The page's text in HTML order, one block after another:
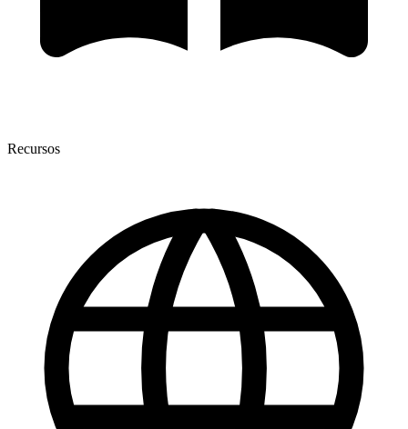
Recursos